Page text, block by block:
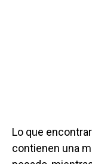
Lo que
contienen una